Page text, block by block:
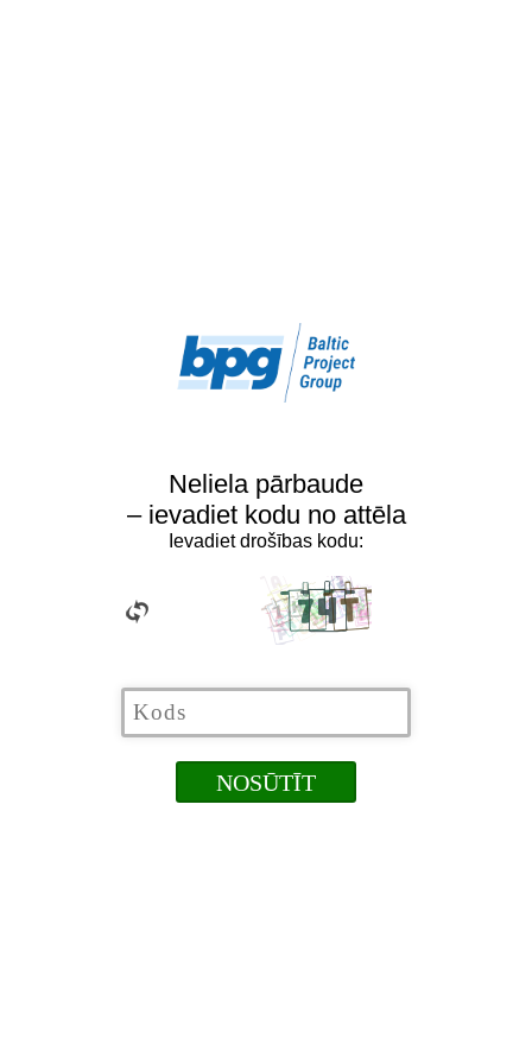
Neliela pārbaude
– ievadiet kodu no attēla
Ievadiet drošības kodu: